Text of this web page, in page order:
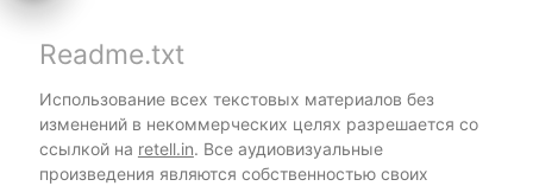
Readme.txt
Использование всех текстовых материалов без
изменений в некоммерческих целях разрешается со
ссылкой на retell.in. Все аудиовизуальные
произведения являются собственностью своих